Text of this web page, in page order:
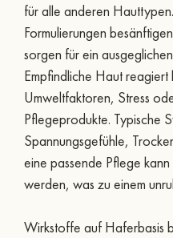
für alle anderen
Formulierungen
sorgen für ein
Empfindliche Haut
Umweltfaktoren, Stress
Pflegeprodukte. Typische
Spannungsgefühle,
eine passende Pflege
werden, was zu einem
Wirkstoffe auf Haferbasis